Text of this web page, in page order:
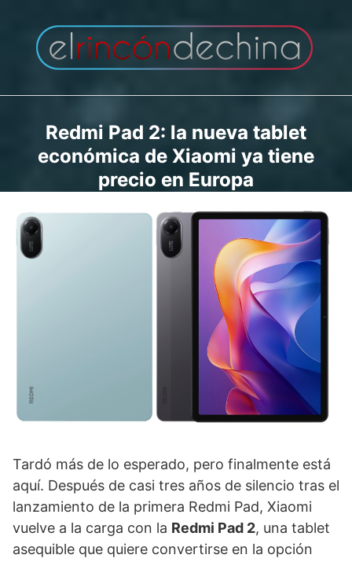
contenido
Redmi Pad 2: la nueva tablet
económica de Xiaomi ya tiene
precio en Europa
Tardó más de lo esperado, pero finalmente está
aquí. Después de casi tres años de silencio tras el
lanzamiento de la primera Redmi Pad, Xiaomi
vuelve a la carga con la Redmi Pad 2, una tablet
asequible que quiere convertirse en la opción